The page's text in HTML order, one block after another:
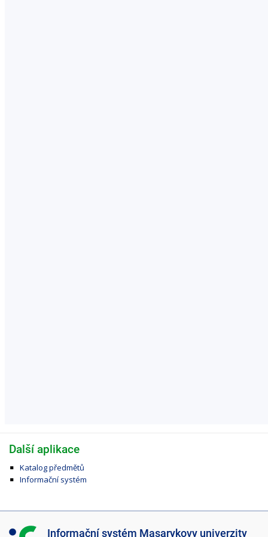
Další aplikace
Katalog předmětů
Informační systém
I Informační systém Masarykovy univerzity